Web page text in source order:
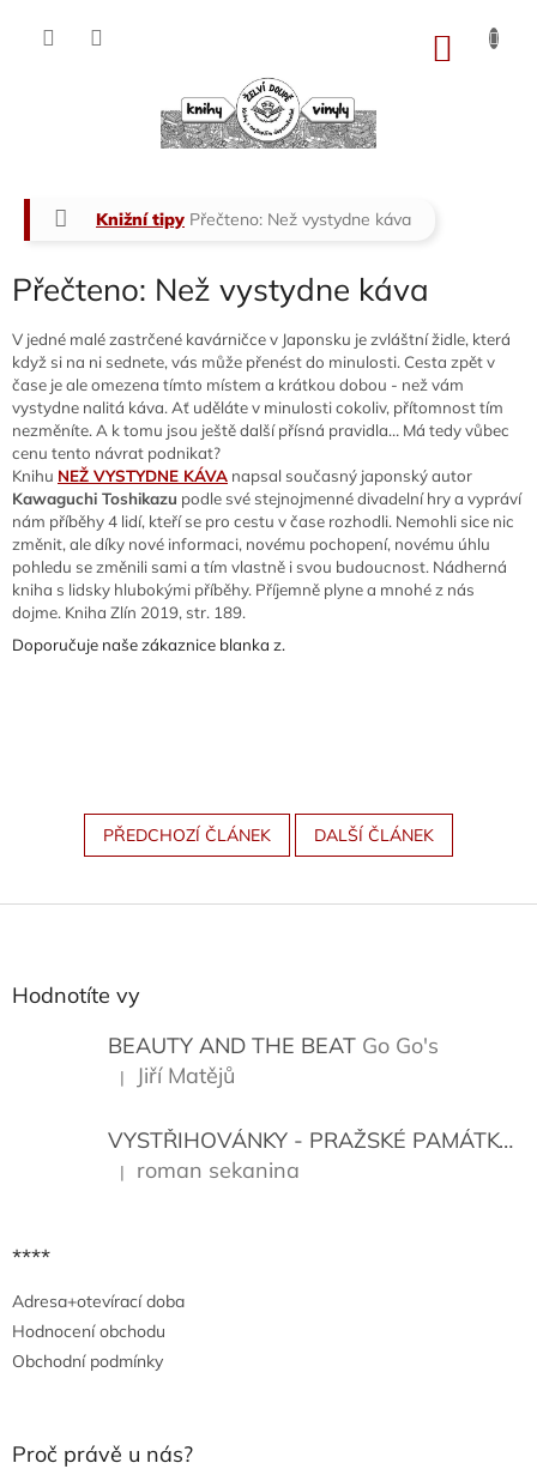
Domů
Knižní tipy Přečteno: Než vystydne káva
Přečteno: Než vystydne káva
V jedné malé zastrčené kavárničce v Japonsku je zvláštní židle, která
když si na ni sednete, vás může přenést do minulosti. Cesta zpět v
čase je ale omezena tímto místem a krátkou dobou - než vám
vystydne nalitá káva. Ať uděláte v minulosti cokoliv, přítomnost tím
nezměníte. A k tomu jsou ještě další přísná pravidla… Má tedy vůbec
cenu tento návrat podnikat?
Knihu NEŽ VYSTYDNE KÁVA napsal současný japonský autor
Kawaguchi Toshikazu podle své stejnojmenné divadelní hry a vypráví
nám příběhy 4 lidí, kteří se pro cestu v čase rozhodli. Nemohli sice nic
změnit, ale díky nové informaci, novému pochopení, novému úhlu
pohledu se změnili sami a tím vlastně i svou budoucnost. Nádherná
kniha s lidsky hlubokými příběhy. Příjemně plyne a mnohé z nás
dojme. Kniha Zlín 2019, str. 189.
Doporučuje naše zákaznice blanka z.
PŘEDCHOZÍ ČLÁNEK DALŠÍ ČLÁNEK
Z
Hodnotíte vy
BEAUTY AND THE BEAT Go Go's
Hodnocení produktu je 5 z 5 hvězdiček.
| Jiří Matějů
VYSTŘIHOVÁNKY - PRAŽSKÉ PAMÁTKY
Hodnocení produktu je 5 z 5 hvězdiček.
| roman sekanina
****
Adresa+otevírací doba
Hodnocení obchodu
Obchodní podmínky
Proč právě u nás?